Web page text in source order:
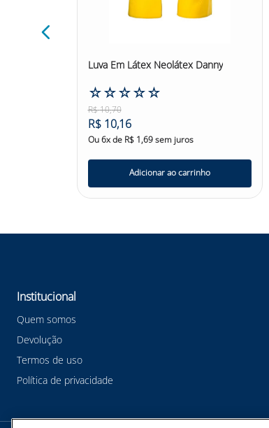
Luva Em Látex Neolátex Danny
☆☆☆☆☆
R$10,70
R$ 10,16
Ou6x de R$ 1,69sem juros
Adicionar ao carrinho
Institucional
Quem somos
Devolução
Termos de uso
Política de privacidade